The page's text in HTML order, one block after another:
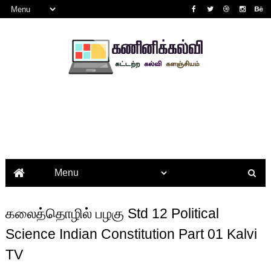
கலைத்தொழில் பழகு Std 12 Political
Science Indian Constitution Part 01 Kalvi
TV